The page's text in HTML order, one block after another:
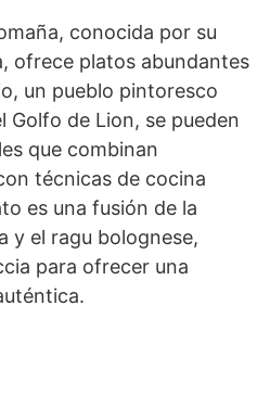
conocida por su
ofrece platos abundantes
un pueblo pintoresco
Golfo de Lion, se pueden
que combinan
técnicas de cocina
es una fusión de la
y el ragu bolognese,
para ofrecer una